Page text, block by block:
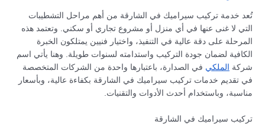
تُعد خدمة تركيب سيراميك في الشارقة من أهم مراحل التشطيبات
التي لا غنى عنها في أي منزل أو مشروع تجاري أو سكني. وتعتمد هذه
المرحلة على دقة عالية في التنفيذ، واختيار فنيين يمتلكون الخبرة
الكافية لضمان جودة التركيب واستدامته لسنوات طويلة. وهنا يأتي اسم
شركة
الملكي في الصدارة، باعتبارها واحدة من الشركات المتخصصة
في تقديم خدمات تركيب سيراميك في الشارقة بكفاءة عالية، وبأسعار
مناسبة، وباستخدام أحدث الأدوات والتقنيات.
تركيب سيراميك في الشارقة